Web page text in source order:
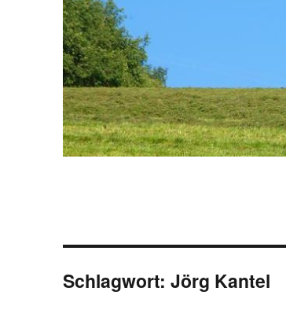
Schlagwort:Jörg Kantel